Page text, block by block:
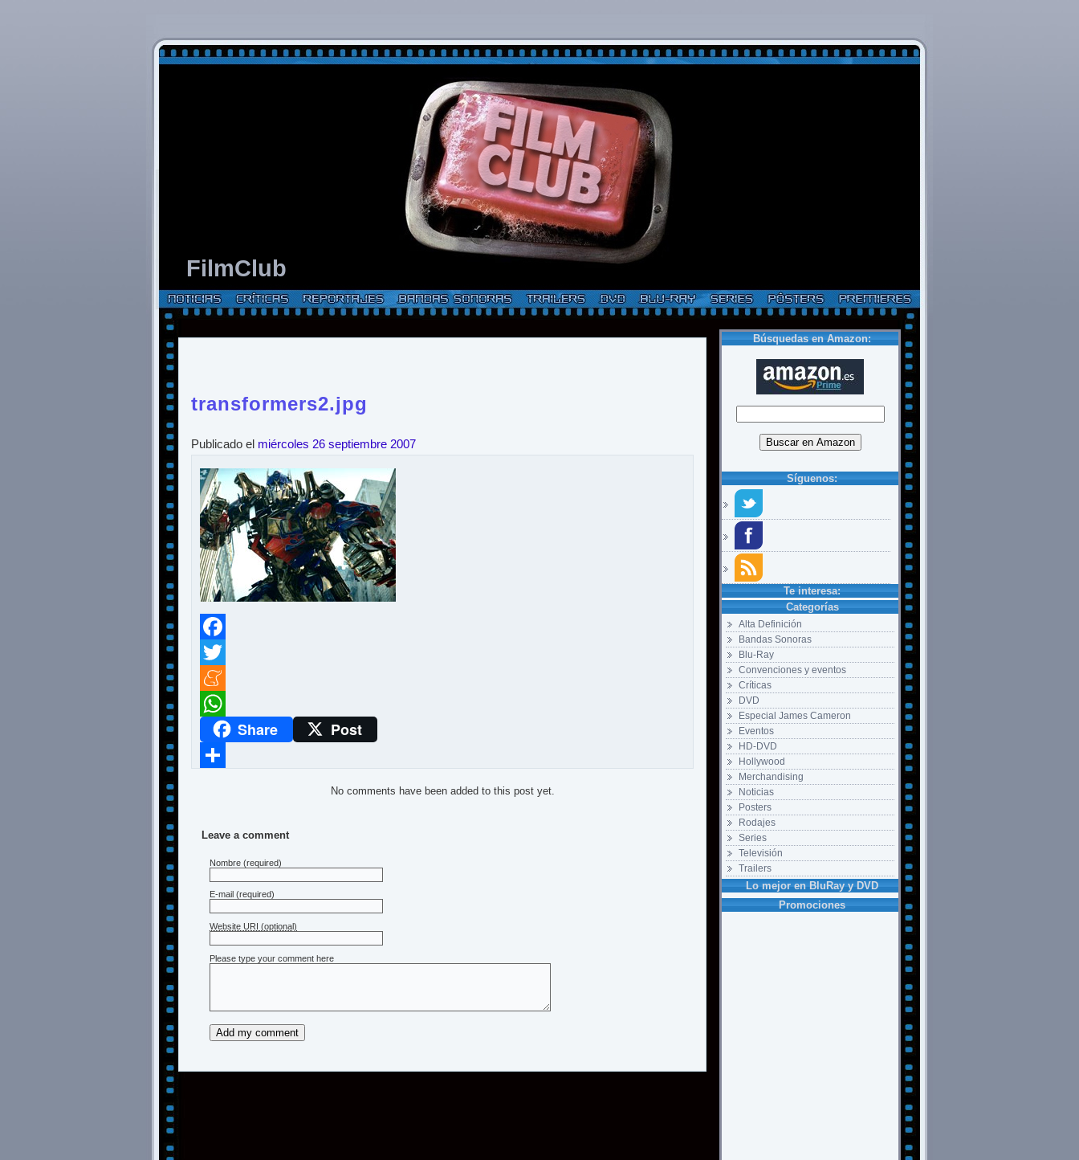
FilmClub
Búsquedas en Amazon:
Síguenos:
Te interesa:
Categorías
Alta Definición
Bandas Sonoras
Blu-Ray
Convenciones y eventos
Críticas
DVD
Especial James Cameron
Eventos
HD-DVD
Hollywood
Merchandising
Noticias
Posters
Rodajes
Series
Televisión
Trailers
Lo mejor en BluRay y DVD
Promociones
transformers2.jpg
Publicado el miércoles 26 septiembre 2007
Facebook
Twitter
Meneame
WhatsAppShare Post
No comments have been added to this post yet.
Leave a comment
Nombre (required)
E-mail (required)
Website URI (optional)
Please type your comment here